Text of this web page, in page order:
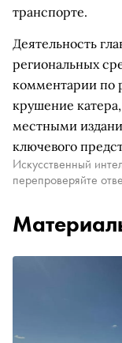
транспорте.
Деятельность
региональных
комментарии по
крушение
местными
ключевого
Искусственный
перепроверяйте